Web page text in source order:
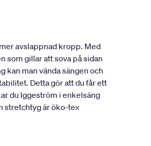
avslappnad kropp. Med
som gillar att sova på sidan
kan man vända sängen och
Detta gör att du får ett
du Iggeström i enkelsäng
stretchtyg är öko-tex